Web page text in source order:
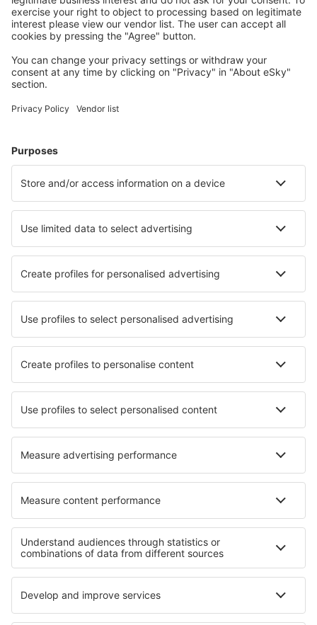
Wählen Sie aus über 1,3 Millionen Unterkünften: Hotels,
Hütten, Apartments und andere.
Meist gesuchte Hotels von eSky-Nutzern
Hotels in Polen - Beliebte Städte
Hotels in Breslau Hotels in Warschau
Hotels in Krościenko nad Dunajcem
Hotels in Stettin Hotels in Sztutowo
Die besten Hotels - Städte
Hotels in Victoria Hotels in Puerto Villamil
Hotels in Schuttertal Hotels Hamamozu
Hotels in Villard-Reculas Hotels in Ortigueira
Hotels in Sondervig Hotels in Paia
Die besten Hotels - Regionen
Hotels in Kuyavian-Pomeranian
Hotels in Świętokrzyski-Nationalpark
Hotels in Zywiec Beskids Hotels in Bieszczady-Nationalpark
Hotels in Bryce Canyon Hotels in South Sinai